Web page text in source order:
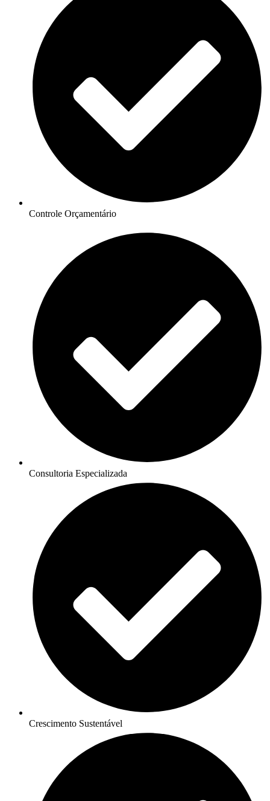
Controle Orçamentário
Consultoria Especializada
Crescimento Sustentável